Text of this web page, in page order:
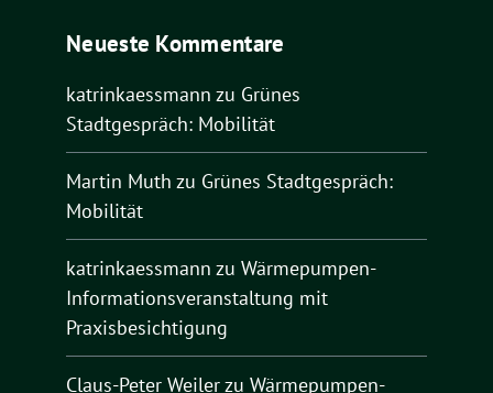
Neueste Kommentare
katrinkaessmann zu Grünes
Stadtgespräch: Mobilität
Martin Muth zu Grünes Stadtgespräch:
Mobilität
katrinkaessmann zu Wärmepumpen-
Informationsveranstaltung mit
Praxisbesichtigung
Claus-Peter Weilerzu Wärmepumpen-